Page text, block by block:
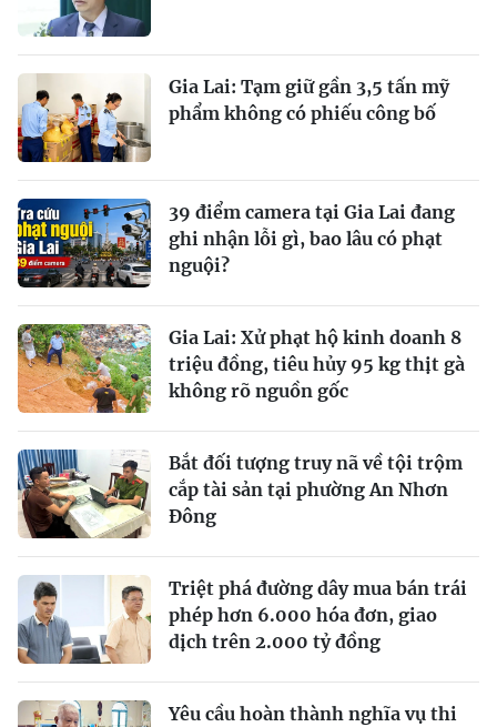
Gia Lai: Tạm giữ gần 3,5 tấn mỹ
phẩm không có phiếu công bố
39 điểm camera tại Gia Lai đang
ghi nhận lỗi gì, bao lâu có phạt
nguội?
Gia Lai: Xử phạt hộ kinh doanh 8
triệu đồng, tiêu hủy 95 kg thịt gà
không rõ nguồn gốc
Bắt đối tượng truy nã về tội trộm
cắp tài sản tại phường An Nhơn
Đông
Triệt phá đường dây mua bán trái
phép hơn 6.000 hóa đơn, giao
dịch trên 2.000 tỷ đồng
Yêu cầu hoàn thành nghĩa vụ thi